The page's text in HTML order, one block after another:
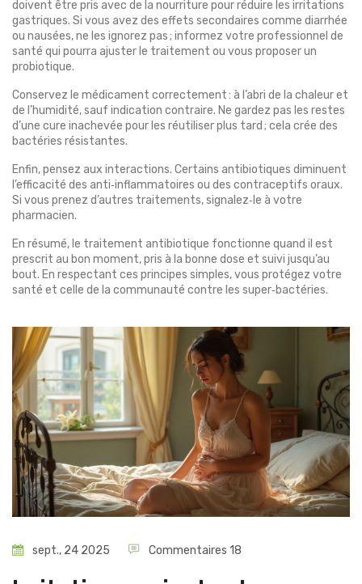
doivent être pris avec de la nourriture pour réduire les irritations
gastriques. Si vous avez des effets secondaires comme diarrhée
ou nausées, ne les ignorez pas ; informez votre professionnel de
santé qui pourra ajuster le traitement ou vous proposer un
probiotique.
Conservez le médicament correctement : à l’abri de la chaleur et
de l’humidité, sauf indication contraire. Ne gardez pas les restes
d’une cure inachevée pour les réutiliser plus tard ; cela crée des
bactéries résistantes.
Enfin, pensez aux interactions. Certains antibiotiques diminuent
l’efficacité des anti‑inflammatoires ou des contraceptifs oraux.
Si vous prenez d’autres traitements, signalez‑le à votre
pharmacien.
En résumé, le traitement antibiotique fonctionne quand il est
prescrit au bon moment, pris à la bonne dose et suivi jusqu’au
bout. En respectant ces principes simples, vous protégez votre
santé et celle de la communauté contre les super‑bactéries.
sept., 24 2025 Commentaires 18